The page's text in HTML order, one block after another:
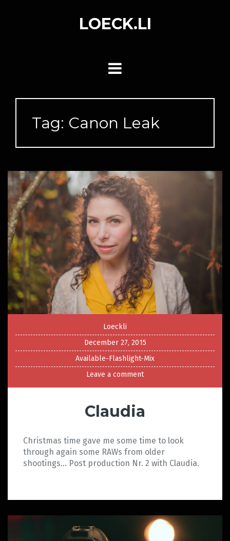
LOECK.LI
Tag: Canon Leak
Loeckli
December 27, 2015
Available-Flashlight-Mix
Leave a comment
Claudia
Christmas time gave me some time to look
through again some RAWs from older
shootings… Post production Nr. 2 with Claudia.